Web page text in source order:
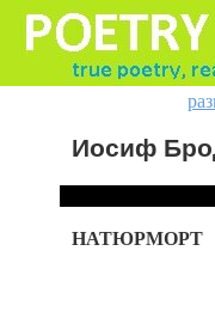
Иосиф
НАТЮРМОРТ